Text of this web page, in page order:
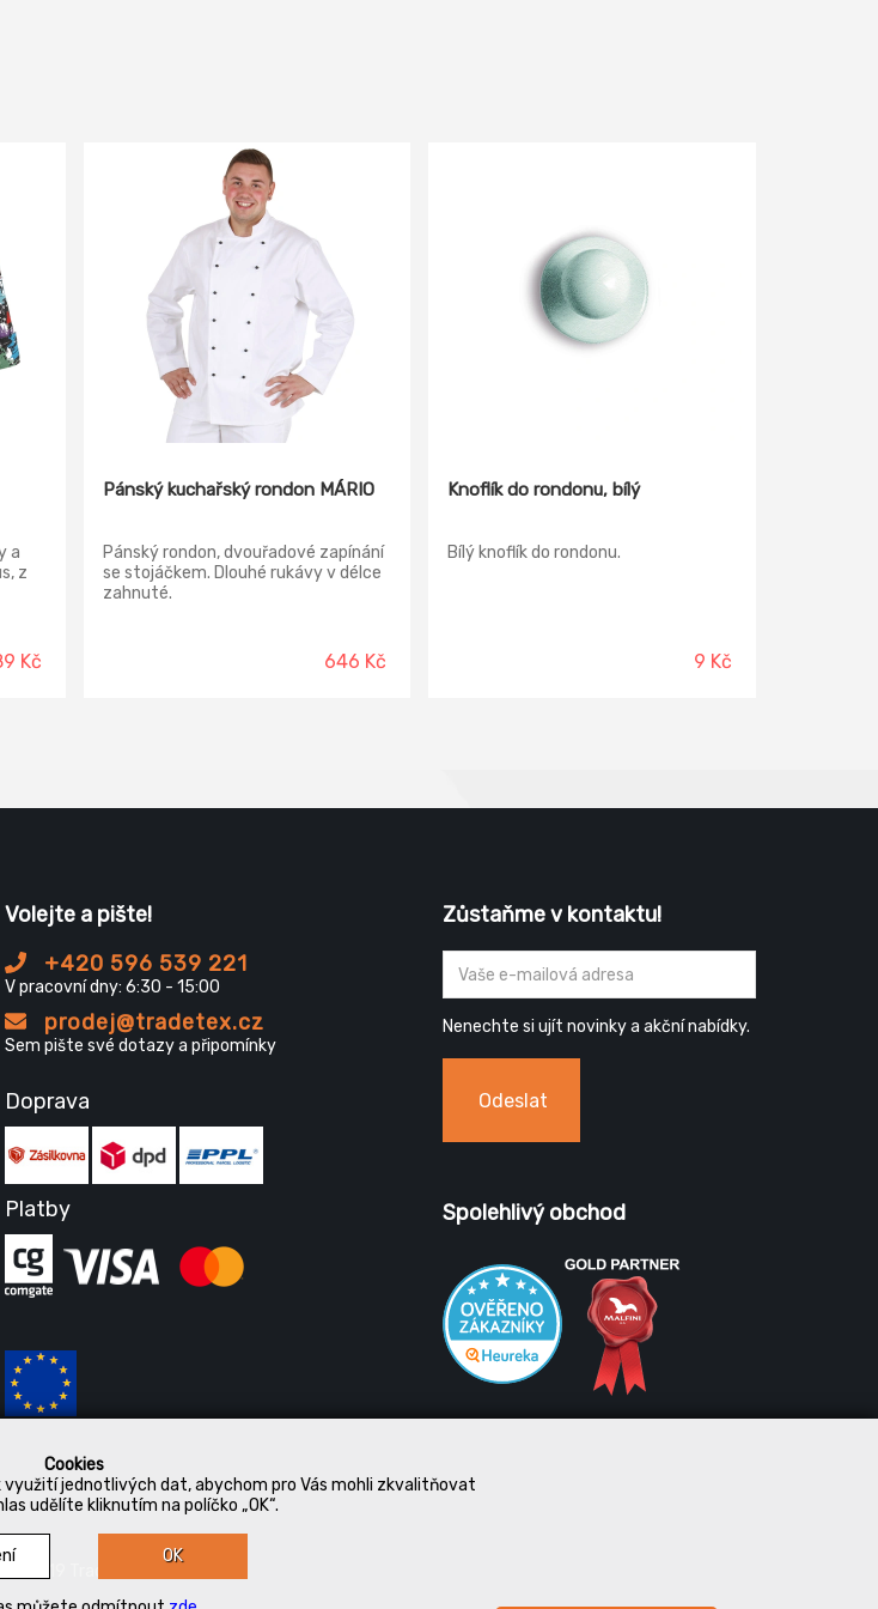
Cookies
využití jednotlivých dat, abychom pro Vás mohli zkvalitňovat
udělíte kliknutím na políčko „OK“.
OK
a
z
Kč
Pánský kuchařský rondon MÁRIO
Pánský rondon, dvouřadové zapínání
se stojáčkem. Dlouhé rukávy v délce
zahnuté.
646 Kč
Knoflík do rondonu, bílý
Bílý knoflík do rondonu.
9 Kč
Volejte a pište!
+420 596 539 221
V pracovní dny: 6:30 - 15:00
prodej@tradetex.cz
Sem pište své dotazy a připomínky
Doprava
Platby
Zůstaňme v kontaktu!
Nenechte si ujít novinky a akční nabídky.
Odeslat
Spolehlivý obchod